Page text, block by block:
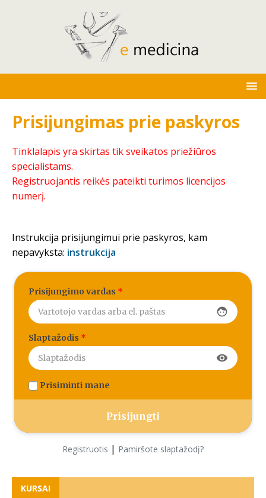
Prisijungimas prie paskyros
Tinklalapis yra skirtas tik sveikatos priežiūros
specialistams.
Registruojantis reikės pateikti turimos licencijos
numerį.
Instrukcija prisijungimui prie paskyros, kam
nepavyksta: instrukcija
Prisijungimo vardas *
face
Slaptažodis *
visibility
Prisiminti mane
Registruotis | Pamiršote slaptažodį?
KURSAI